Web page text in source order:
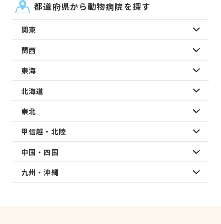
都道府県から動物病院を探す
関東
関西
東海
北海道
東北
甲信越・北陸
中国・四国
九州・沖縄